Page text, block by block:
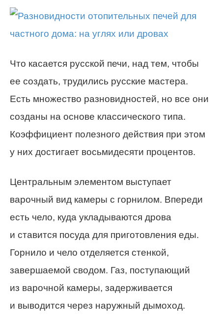
Что касается русской печи, над тем, чтобы
ее создать, трудились русские мастера.
Есть множество разновидностей, но все они
созданы на основе классического типа.
Коэффициент полезного действия при этом
у них достигает восьмидесяти процентов.
Центральным элементом выступает
варочный вид камеры с горнилом. Впереди
есть чело, куда укладываются дрова
и ставится посуда для приготовления еды.
Горнило и чело отделяется стенкой,
завершаемой сводом. Газ, поступающий
из варочной камеры, задерживается
и выводится через наружный дымоход.